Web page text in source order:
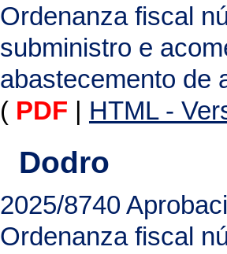
Ordenanza fiscal
subministro e
abastecemento de
( PDF HTML -
Dodro
2025/8740
Ordenanza fiscal